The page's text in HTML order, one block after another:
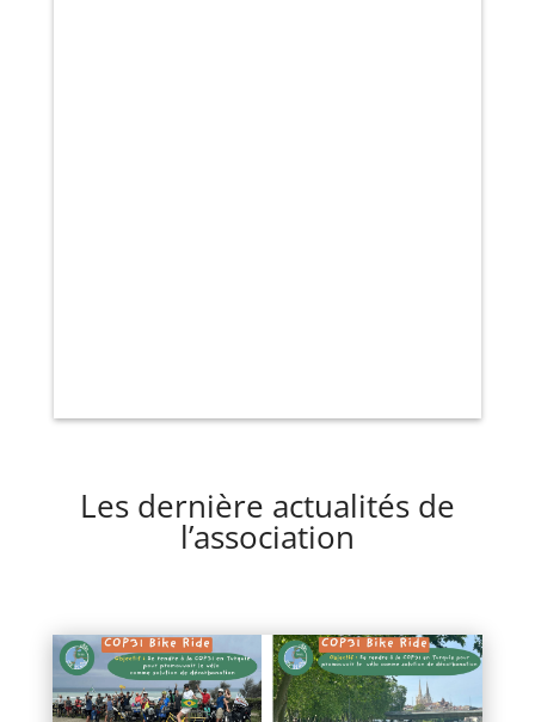
Les dernière actualités de
l’association